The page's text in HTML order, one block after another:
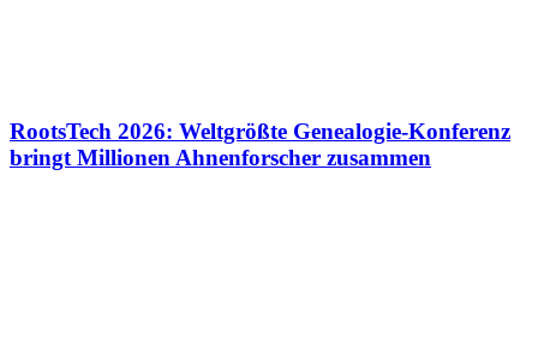
RootsTech 2026: Weltgrößte Genealogie-Konferenz
bringt Millionen Ahnenforscher zusammen